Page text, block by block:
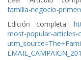
familia-negocio-
Edición completa:
most-popular-articles-